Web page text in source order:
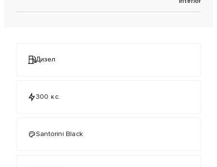
Дизел
300 к.с.
Santorini Black